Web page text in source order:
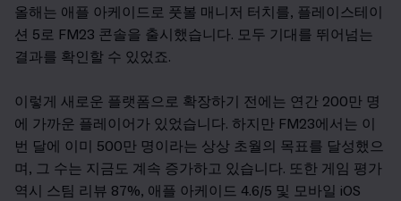
올해는 애플 아케이드로 풋볼 매니저 터치를, 플레이스테이
션 5로 FM23 콘솔을 출시했습니다. 모두 기대를 뛰어넘는
결과를 확인할 수 있었죠.
이렇게 새로운 플랫폼으로 확장하기 전에는 연간 200만 명
에 가까운 플레이어가 있었습니다. 하지만 FM23에서는 이
번 달에 이미 500만 명이라는 상상 초월의 목표를 달성했으
며, 그 수는 지금도 계속 증가하고 있습니다. 또한 게임 평가
역시 스팀 리뷰 87%, 애플 아케이드 4.6/5 및 모바일 iOS